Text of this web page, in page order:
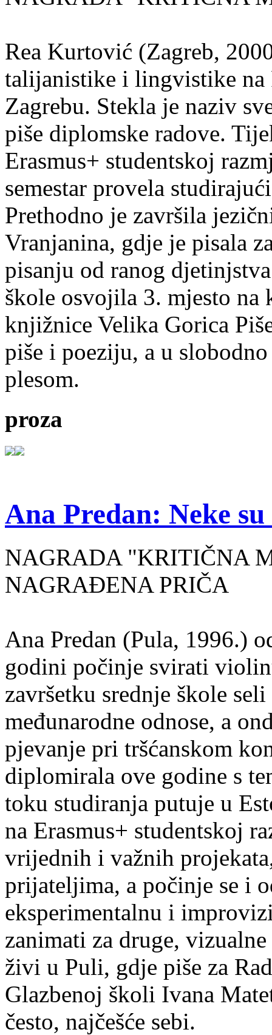
Rea Kurtović (Zagreb,
talijanistike i lingvistike
Zagrebu. Stekla je naziv
piše diplomske radove.
Erasmus+ studentskoj
semestar provela
Prethodno je završila
Vranjanina, gdje je pisala
pisanju od ranog
škole osvojila 3. mjesto na
knjižnice Velika Gorica
piše i poeziju, a u
plesom.
proza
Ana Predan: Neke
NAGRADA "KRITIČNA
NAGRAĐENA PRIČA
Ana Predan (Pula, 1996.)
godini počinje svirati
završetku srednje škole
međunarodne odnose, a
pjevanje pri tršćanskom
diplomirala ove godine s
toku studiranja putuje u
na Erasmus+ studentskoj
vrijednih i važnih
prijateljima, a počinje se i
eksperimentalnu i
zanimati za druge,
živi u Puli, gdje piše za
Glazbenoj školi Ivana
često, najčešće sebi.